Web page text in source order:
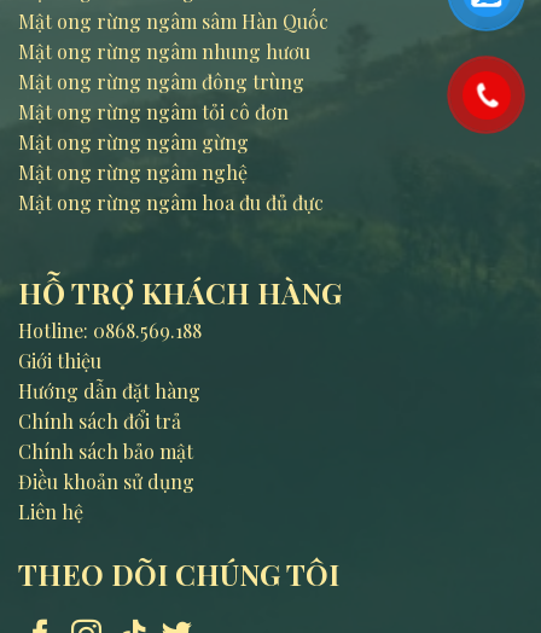
Mật ong rừng ngâm sâm Hàn Quốc
Mật ong rừng ngâm nhung hươu
Mật ong rừng ngâm đông trùng
Mật ong rừng ngâm tỏi cô đơn
Mật ong rừng ngâm gừng
Mật ong rừng ngâm nghệ
Mật ong rừng ngâm hoa đu đủ đực
HỖ TRỢ KHÁCH HÀNG
Hotline: 0868.569.188
Giới thiệu
Hướng dẫn đặt hàng
Chính sách đổi trả
Chính sách bảo mật
Điều khoản sử dụng
Liên hệ
THEO DÕI CHÚNG TÔI